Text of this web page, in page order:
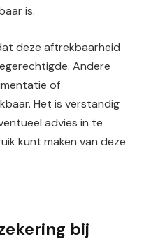
is.
deze aftrekbaarheid
Andere
of
Het is verstandig
advies in te
kunt maken van deze
bij